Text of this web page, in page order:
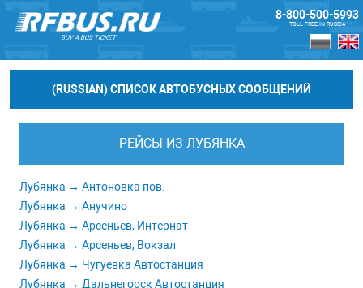
BUY A BUS TICKET
8-800-500-5993
TOLL-FREE IN RUSSIA
(RUSSIAN) СПИСОК АВТОБУСНЫХ СООБЩЕНИЙ
РЕЙСЫ ИЗ ЛУБЯНКА
Лубянка → Антоновка пов.
Лубянка → Анучино
Лубянка → Арсеньев, Интернат
Лубянка → Арсеньев, Вокзал
Лубянка → Чугуевка Автостанция
Лубянка → Дальнегорск Автостанция